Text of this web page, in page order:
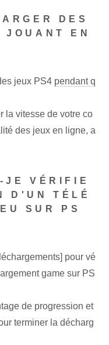
DES
EN
jeux PS4 pendant q
la vitesse de votre co
des jeux en ligne, a
JE VÉRIFIE
D'UN TÉLÉ
SUR PS
pour vé
⁣game sur PS
de progression et
terminer la décharg